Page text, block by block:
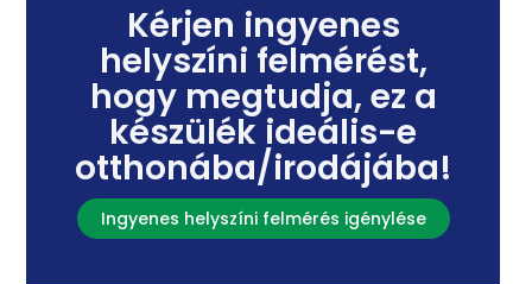
Kérjen ingyenes
helyszíni felmérést,
hogy megtudja, ez a
készülék ideális-e
otthonába/irodájába!
Ingyenes helyszíni felmérés igénylése